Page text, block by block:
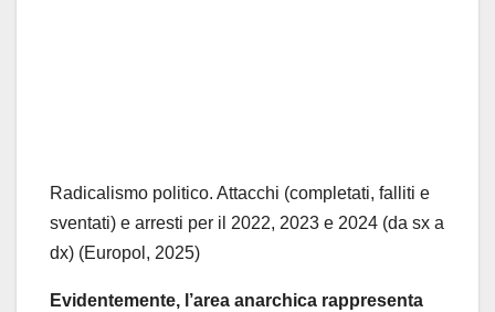
Radicalismo politico. Attacchi (completati, falliti e
sventati) e arresti per il 2022, 2023 e 2024 (da sx a
dx) (Europol, 2025)
Evidentemente, l’area anarchica rappresenta